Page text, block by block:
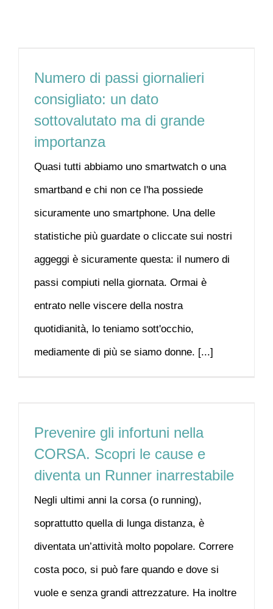
Numero di passi giornalieri
consigliato: un dato
sottovalutato ma di grande
importanza
Quasi tutti abbiamo uno smartwatch o una
smartband e chi non ce l'ha possiede
sicuramente uno smartphone. Una delle
statistiche più guardate o cliccate sui nostri
aggeggi è sicuramente questa: il numero di
passi compiuti nella giornata. Ormai è
entrato nelle viscere della nostra
quotidianità, lo teniamo sott'occhio,
mediamente di più se siamo donne. [...]
Prevenire gli infortuni nella
CORSA. Scopri le cause e
diventa un Runner inarrestabile
Negli ultimi anni la corsa (o running),
soprattutto quella di lunga distanza, è
diventata un’attività molto popolare. Correre
costa poco, si può fare quando e dove si
vuole e senza grandi attrezzature. Ha inoltre